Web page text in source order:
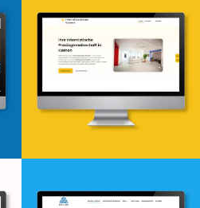
Webdesign & -entwicklung